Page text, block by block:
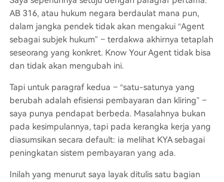
AB 316, atau hukum negara berdaulat mana pun,
dalam jangka pendek tidak akan mengakui “Agent
sebagai subjek hukum” – terdakwa akhirnya tetaplah
seseorang yang konkret. Know Your Agent tidak bisa
dan tidak akan mengubah ini.
Tapi untuk paragraf kedua – “satu-satunya yang
berubah adalah efisiensi pembayaran dan kliring” –
saya punya pendapat berbeda. Masalahnya bukan
pada kesimpulannya, tapi pada kerangka kerja yang
diasumsikan secara default: ia melihat KYA sebagai
peningkatan sistem pembayaran yang ada.
Inilah yang menurut saya layak ditulis satu bagian